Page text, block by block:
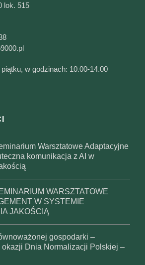
lok. 515
piątku, w godzinach: 10.00-14.00
Warsztatowe Adaptacyjne
komunikacja z AI w
WARSZTATOWE
W SYSTEMIE
JAKOŚCIĄ
gospodarki –
okazji Dnia Normalizacji Polskiej –